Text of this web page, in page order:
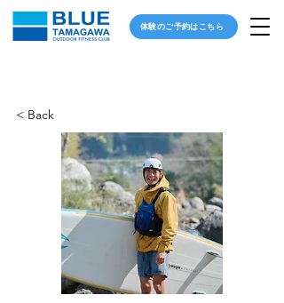
体験のご予約はこちら
< Back